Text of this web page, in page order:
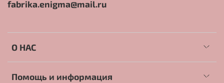
О НАС
Помощь и информация
fabrika.enigma@mail.ru